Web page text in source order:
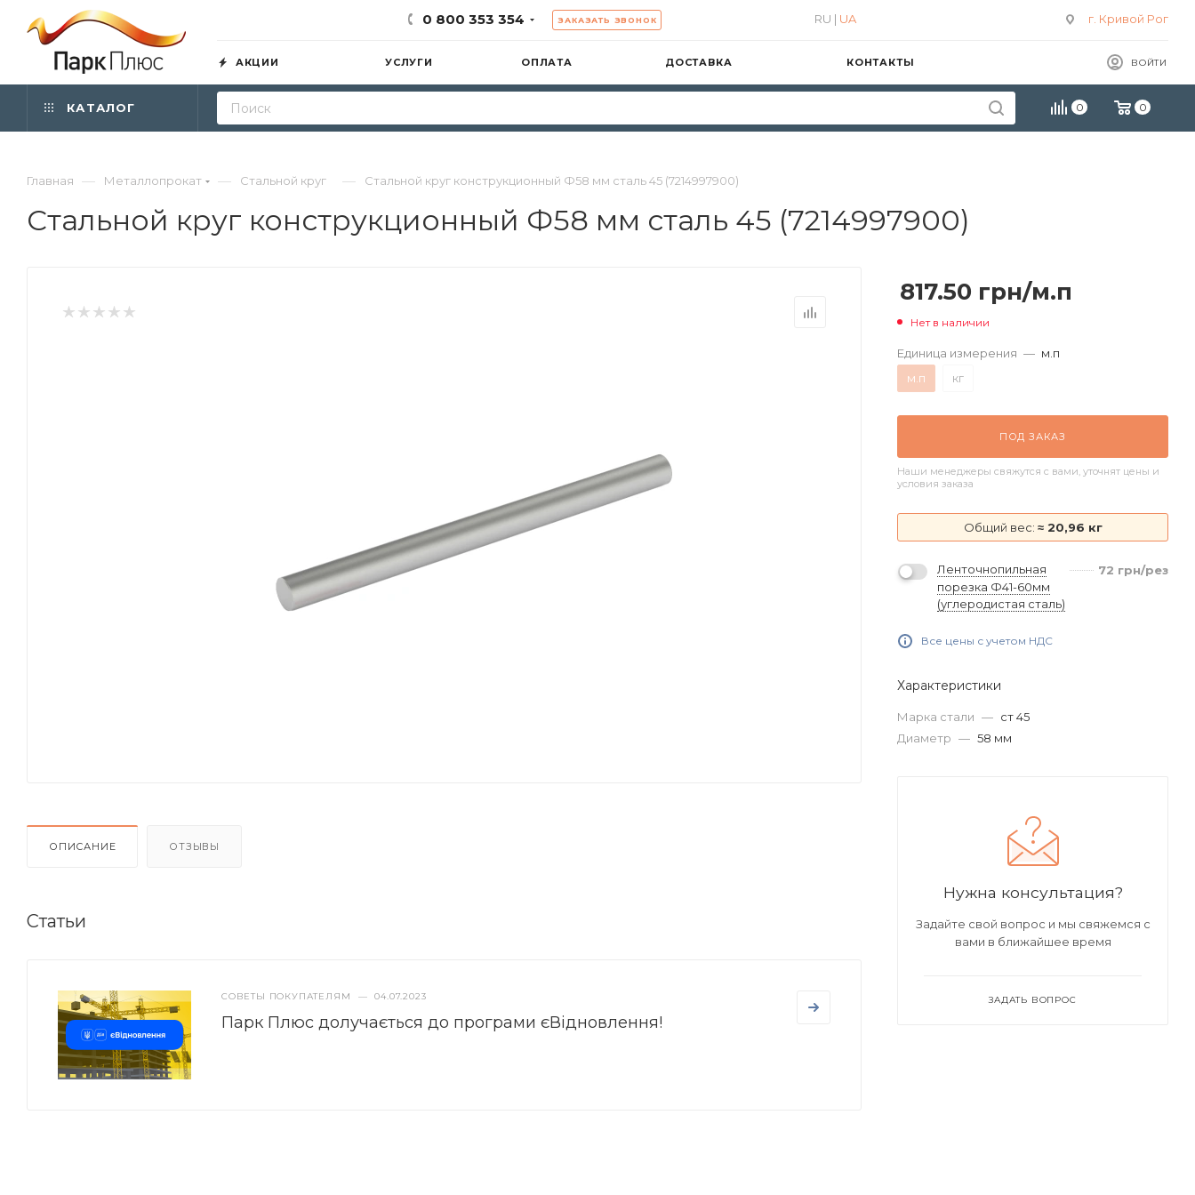
0 800 353 354 ЗАКАЗАТЬ ЗВОНОК г. Кривой Рог
RU | UA
ВОЙТИ
АКЦИИ УСЛУГИ ОПЛАТА ДОСТАВКА КОНТАКТЫ
0 0
КАТАЛОГ
Главная — Металлопрокат — Стальной круг — Стальной круг конструкционный Ф58 мм сталь 45 (7214997900)
Стальной круг конструкционный Ф58 мм сталь 45 (7214997900)
ОПИСАНИЕ ОТЗЫВЫ
Статьи
СОВЕТЫ ПОКУПАТЕЛЯМ — 04.07.2023
Парк Плюс долучається до програми єВідновлення!
817.50 грн/м.п
Нет в наличии
Единица измерения — м.п
м.п
кг
ПОД ЗАКАЗ
Наши менеджеры свяжутся с вами, уточнят цены и
условия заказа
Общий вес: ≈ 20,96 кг
Ленточнопильная
порезка Ф41-60мм
(углеродистая сталь)
72 грн/рез
Все цены с учетом НДС
Характеристики
Марка стали — ст 45
Диаметр — 58 мм
Нужна консультация?
Задайте свой вопрос и мы свяжемся с
вами в ближайшее время
ЗАДАТЬ ВОПРОС